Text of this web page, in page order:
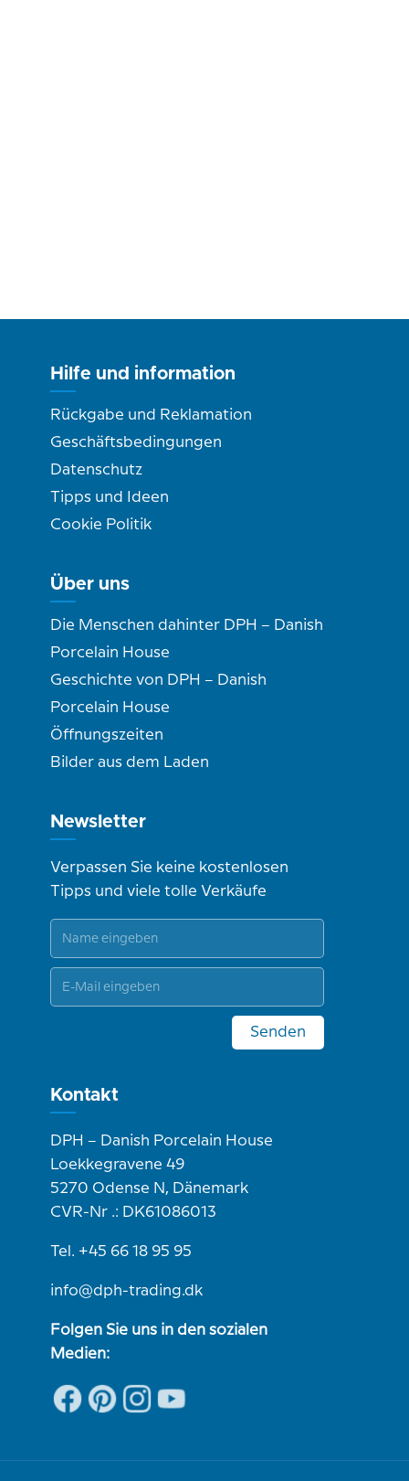
Hilfe und information
Rückgabe und Reklamation
Geschäftsbedingungen
Datenschutz
Tipps und Ideen
Cookie Politik
Über uns
Die Menschen dahinter DPH – Danish
Porcelain House
Geschichte von DPH – Danish
Porcelain House
Öffnungszeiten
Bilder aus dem Laden
Newsletter
Verpassen Sie keine kostenlosen
Tipps und viele tolle Verkäufe
Senden
Kontakt
DPH – Danish Porcelain House
Loekkegravene 49
5270 Odense N, Dänemark
CVR-Nr .: DK61086013
Tel. +45 66 18 95 95
info@dph-trading.dk
Folgen Sie uns in den sozialen
Medien: